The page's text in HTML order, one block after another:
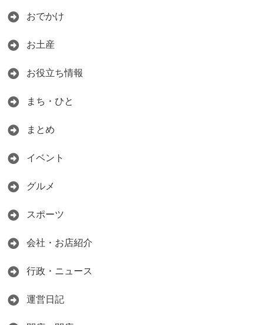
おでかけ
お土産
お役立ち情報
まち・ひと
まとめ
イベント
グルメ
スポーツ
会社・お店紹介
行政・ニュース
運営日記